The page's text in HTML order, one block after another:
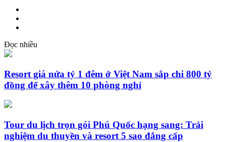
Đọc nhiều
Resort giá nửa tỷ 1 đêm ở Việt Nam sắp chi 800 tỷ
đồng để xây thêm 10 phòng nghỉ
Tour du lịch trọn gói Phú Quốc hạng sang: Trải
nghiệm du thuyền và resort 5 sao đẳng cấp